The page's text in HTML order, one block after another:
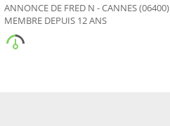
ANNONCE DE FRED N - CANNES (06400)
MEMBRE DEPUIS 12 ANS